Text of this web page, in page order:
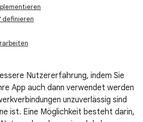
definieren
Nutzererfahrung, indem Sie
App auch dann verwendet werden
unzuverlässig sind
ist. Eine Möglichkeit besteht darin,